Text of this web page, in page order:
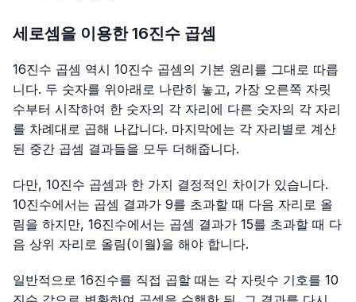
세로셈을 이용한 16진수 곱셈
16진수 곱셈 역시 10진수 곱셈의 기본 원리를 그대로 따릅
니다. 두 숫자를 위아래로 나란히 놓고, 가장 오른쪽 자릿
수부터 시작하여 한 숫자의 각 자리에 다른 숫자의 각 자리
를 차례대로 곱해 나갑니다. 마지막에는 각 자리별로 계산
된 중간 곱셈 결과들을 모두 더해줍니다.
다만, 10진수 곱셈과 한 가지 결정적인 차이가 있습니다.
10진수에서는 곱셈 결과가 9를 초과할 때 다음 자리로 올
림을 하지만, 16진수에서는 곱셈 결과가 15를 초과할 때 다
음 상위 자리로 올림(이월)을 해야 합니다.
일반적으로 16진수를 직접 곱할 때는 각 자릿수 기호를 10